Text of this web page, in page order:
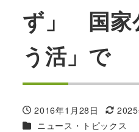
ず」 国家
う活」で
投稿日
2016年1月28日
更新日
カテゴリー
ニュース・トピックス